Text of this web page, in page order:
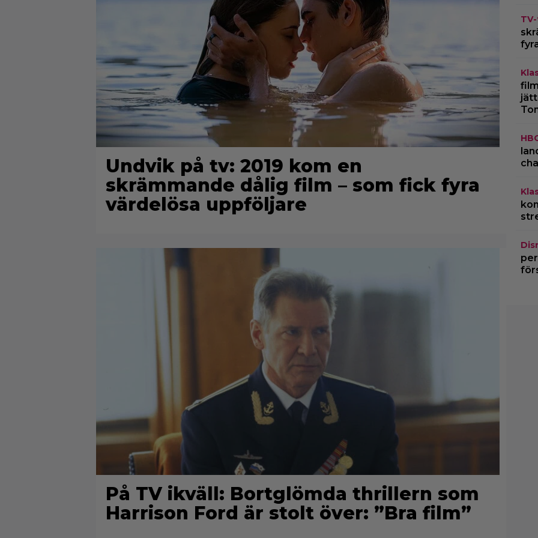
Undvik på tv: 2019 kom en
skrämmande dålig film – som fick fyra
värdelösa uppföljare
På TV ikväll: Bortglömda thrillern som
Harrison Ford är stolt över: ”Bra film”